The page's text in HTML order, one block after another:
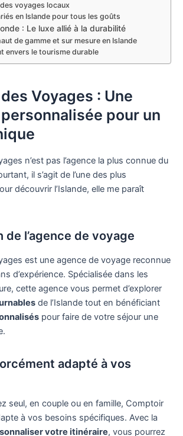
voyages locaux
en Islande pour tous les goûts
: Le luxe allié à la durabilité
de gamme et sur mesure en Islande
envers le tourisme durable
Voyages : Une
pour un
n’est pas l’agence la plus connue du
il s’agit de l’une des plus
découvrir l’Islande, elle me paraît
de l’agence de voyage
est une agence de voyage reconnue
d’expérience. Spécialisée dans les
cette agence vous permet d’explorer
de l’Islande tout en bénéficiant
pour faire de votre séjour une
adapté à vos
seul, en couple ou en famille, Comptoir
à vos besoins spécifiques. Avec la
votre itinéraire, vous pourrez